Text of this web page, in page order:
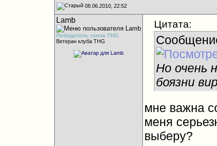
08.06.2010, 22:52
Lamb
Победитель гонок THG
Ветеран клуба THG
Цитата:
Но очень
боязни
мне важна
меня
выберу?